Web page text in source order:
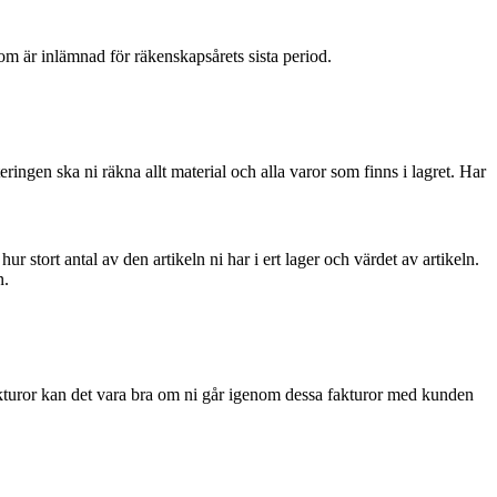
är inlämnad för räkenskapsårets sista period.
ska ni räkna allt material och alla varor som finns i lagret. Har
stort antal av den artikeln ni har i ert lager och värdet av artikeln.
kan det vara bra om ni går igenom dessa fakturor med kunden